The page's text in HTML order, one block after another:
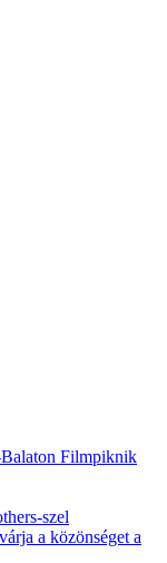
Balaton Filmpiknik
szel
a közönséget a